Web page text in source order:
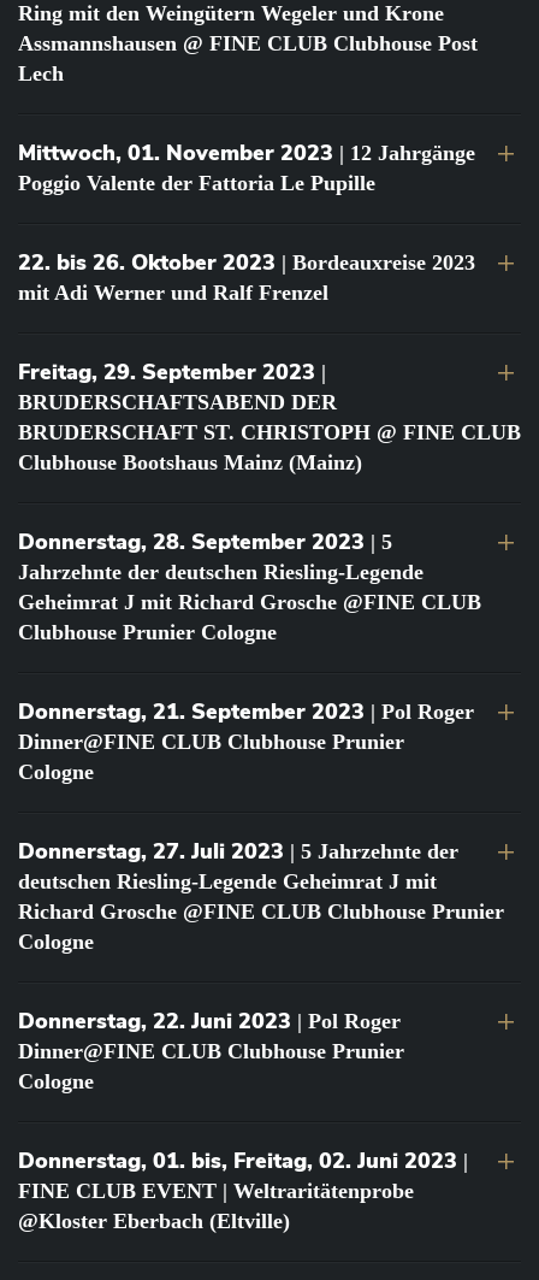
Ring mit den Weingütern Wegeler und Krone
Assmannshausen @ FINE CLUB Clubhouse Post
Lech
Mittwoch, 01. November 2023 | 12 Jahrgänge
Poggio Valente der Fattoria Le Pupille
22. bis 26. Oktober 2023 | Bordeauxreise 2023
mit Adi Werner und Ralf Frenzel
Freitag, 29. September 2023 |
BRUDERSCHAFTSABEND DER
BRUDERSCHAFT ST. CHRISTOPH @ FINE CLUB
Clubhouse Bootshaus Mainz (Mainz)
Donnerstag, 28. September 2023 | 5
Jahrzehnte der deutschen Riesling-Legende
Geheimrat J mit Richard Grosche @FINE CLUB
Clubhouse Prunier Cologne
Donnerstag, 21. September 2023 | Pol Roger
Dinner@FINE CLUB Clubhouse Prunier
Cologne
Donnerstag, 27. Juli 2023 | 5 Jahrzehnte der
deutschen Riesling-Legende Geheimrat J mit
Richard Grosche @FINE CLUB Clubhouse Prunier
Cologne
Donnerstag, 22. Juni 2023 | Pol Roger
Dinner@FINE CLUB Clubhouse Prunier
Cologne
Donnerstag, 01. bis, Freitag, 02. Juni 2023 |
FINE CLUB EVENT | Weltraritätenprobe
@Kloster Eberbach (Eltville)